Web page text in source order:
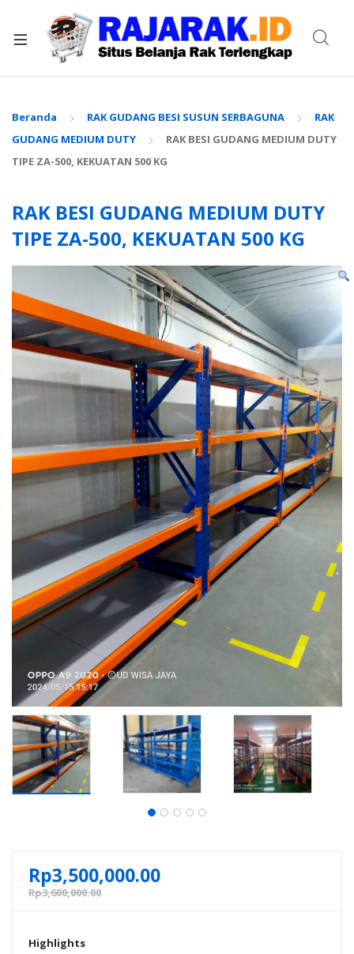
Beranda RAK GUDANG BESI SUSUN SERBAGUNA
RAK
GUDANG MEDIUM DUTY
RAK BESI GUDANG MEDIUM DUTY
TIPE ZA-500, KEKUATAN 500 KG
RAK BESI GUDANG MEDIUM DUTY
TIPE ZA-500, KEKUATAN 500 KG
Rp3,500,000.00
Rp3,600,000.00
Highlights